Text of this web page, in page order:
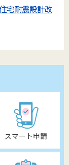
宅耐震設計改
スマート申請